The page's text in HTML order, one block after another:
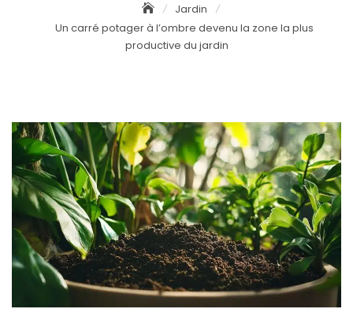
Jardin
Un carré potager à l’ombre devenu la zone la plus
productive du jardin